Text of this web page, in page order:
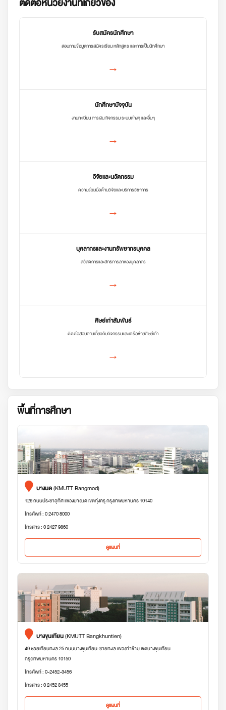
รับสมัครนักศึกษา
สอบถามข้อมูลการสมัครเรียน หลักสูตร และการเป็นนักศึกษา
→
นักศึกษาปัจจุบัน
งานทะเบียน การเงิน กิจกรรม ระบบต่างๆ และอื่นๆ
→
วิจัยและนวัตกรรม
ความร่วมมือด้านวิจัยและบริการวิชาการ
→
บุคลากรและงานทรัพยากรบุคคล
สวัสดิการและสิทธิการลาของบุคลากร
→
ศิษย์เก่าสัมพันธ์
ติดต่อสอบถามเกี่ยวกับกิจกรรมและเครือข่ายศิษย์เก่า
→
พื้นที่การศึกษา
บางมด(KMUTT Bangmod)
126 ถนนประชาอุทิศ แขวงบางมด เขตทุ่งครุ กรุงเทพมหานคร 10140
โทรศัพท์ : 0 2470 8000
โทรสาร : 0 2427 9860
ดูแผนที่
บางขุนเทียน(KMUTT Bangkhuntien)
49 ซอยเทียนทะเล 25 ถนนบางขุนเทียน-ชายทะเล แขวงท่าข้าม เขตบางขุนเทียน
กรุงเทพมหานคร 10150
โทรศัพท์ : 0-2452-3456
โทรสาร : 0 2452 3455
ดูแผนที่